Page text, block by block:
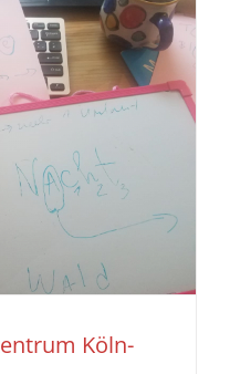
Köln-